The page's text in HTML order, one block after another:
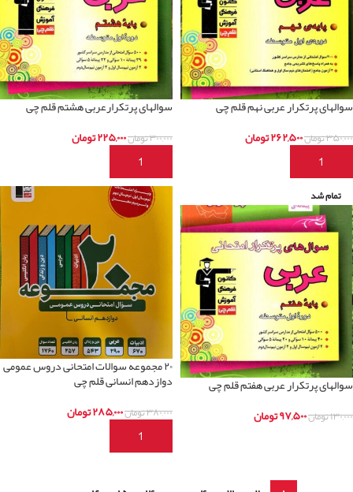
سوالهای پرتکرار عربی نهم قلم چی
۳۵۰,۰۰۰تومان۲۶۲,۵۰۰تومان
افزودن به سبد خرید
سوالهای پرتکرارعربی هشتم قلم چی
۳۰۰,۰۰۰تومان۲۲۵,۰۰۰تومان
افزودن به سبد خرید
تمام شد
سوالهای پرتکرار عربی هفتم قلم چی
۱۳۰,۰۰۰تومان۹۷,۵۰۰تومان
۲۰ مجموعه سوالات امتحانی دروس عمومی
دوازدهم انسانی قلم چی
۳۸۰,۰۰۰تومان۲۸۵,۰۰۰تومان
افزودن به سبد خرید